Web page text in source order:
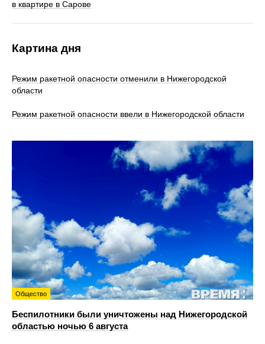
в квартире в Сарове
Картина дня
Режим ракетной опасности отменили в Нижегородской
области
Режим ракетной опасности ввели в Нижегородской области
Общество
Беспилотники были уничтожены над Нижегородской
областью ночью 6 августа